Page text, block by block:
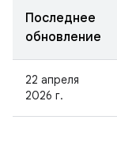
Последнее
обновление
22 апреля
2026 г.